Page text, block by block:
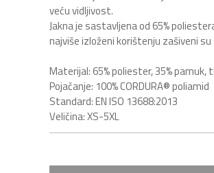
veću vidljivost.
Jakna je sastavljena od 65%
najviše izloženi korištenju zašiveni
Materijal: 65% poliester, 35%
Pojačanje: 100% CORDURA® poliamid
Standard: EN ISO 13688:2013
Veličina: XS-5XL